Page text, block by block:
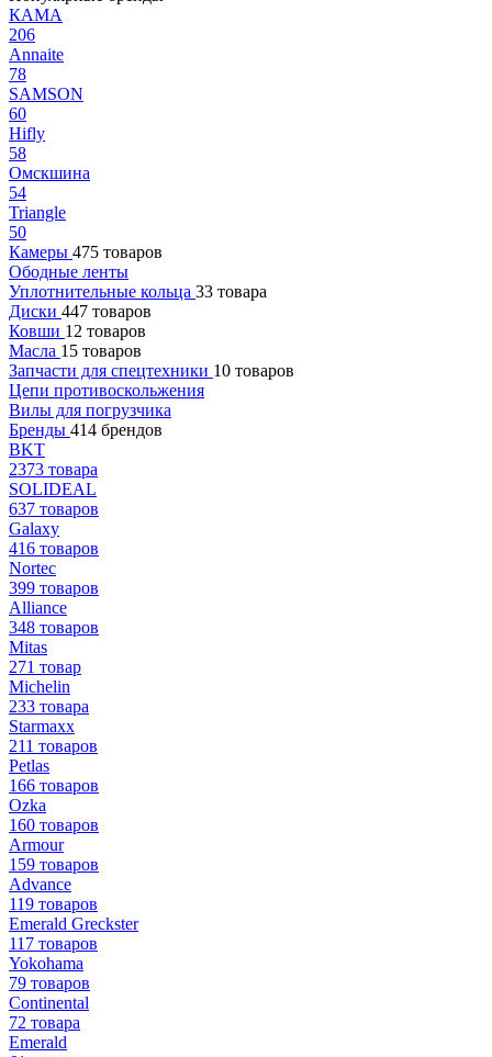
КАМА
206
Annaite
78
SAMSON
60
Hifly
58
Омскшина
54
Triangle
50
Камеры 475 товаров
Ободные ленты
Уплотнительные кольца 33 товара
Диски 447 товаров
Ковши 12 товаров
Масла 15 товаров
Запчасти для спецтехники 10 товаров
Цепи противоскольжения
Вилы для погрузчика
Бренды 414 брендов
BKT
2373 товара
SOLIDEAL
637 товаров
Galaxy
416 товаров
Nortec
399 товаров
Alliance
348 товаров
Mitas
271 товар
Michelin
233 товара
Starmaxx
211 товаров
Petlas
166 товаров
Ozka
160 товаров
Armour
159 товаров
Advance
119 товаров
Emerald Greckster
117 товаров
Yokohama
79 товаров
Continental
72 товара
Emerald